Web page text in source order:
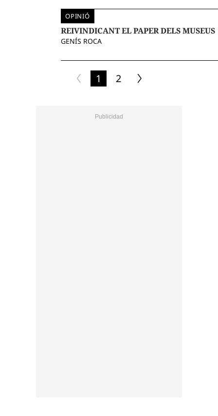
OPINIÓ
REIVINDICANT EL PAPER DELS MUSEUS
GENÍS ROCA
1 2